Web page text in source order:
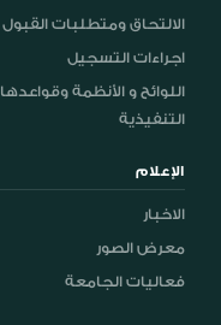
الالتحاق ومتطلبات القبول
اجراءات التسجيل
اللوائح و الأنظمة وقواعدها
التنفيذية
الإعلام
الاخبار
معرض الصور
فعاليات الجامعة